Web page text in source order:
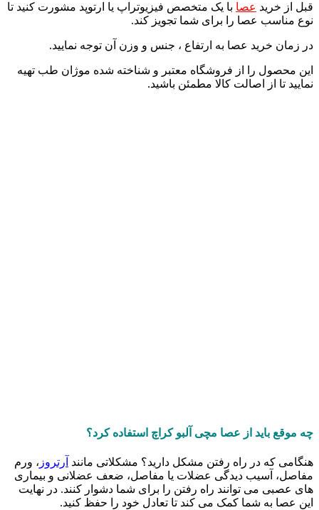
قبل از خرید عصا با یک متخصص فیزیوتراپ یا ارتوپد مشورت کنید تا
نوع مناسب عصا را برای شما تجویز کند.
در زمان خرید عصا به ارتفاع ، جنس و وزن آن توجه نمایید.
این محصول را از فروشگاه معتبر و شناخته شده موژان طب تهیه
نمایید تا از اصالت کالا مطمئن باشید.
چه موقع باید از عصا مچی آلبو کراچ استفاده کرد؟
هنگامی که در راه رفتن مشکل دارید؟ مشکلاتی مانند آرتروز ، ورم
مفاصل، آسیب دیدگی عضلات یا مفاصل، ضعف عضلانی و بیماری
های عصبی می توانند راه رفتن را برای شما دشوار کنند. در نهایت
این عصا به شما کمک می کند تا تعادل خود را حفظ کنید.